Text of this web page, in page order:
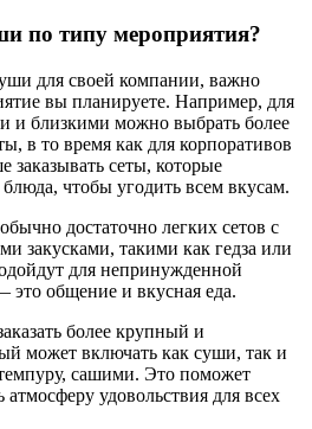
по типу мероприятия?
для своей компании, важно
вы планируете. Например, для
и близкими можно выбрать более
в то время как для корпоративов
заказывать сеты, которые
чтобы угодить всем вкусам.
обычно достаточно легких сетов с
закусками, такими как гедза или
для непринужденной
это общение и вкусная еда.
более крупный и
может включать как суши, так и
сашими. Это поможет
атмосферу удовольствия для всех